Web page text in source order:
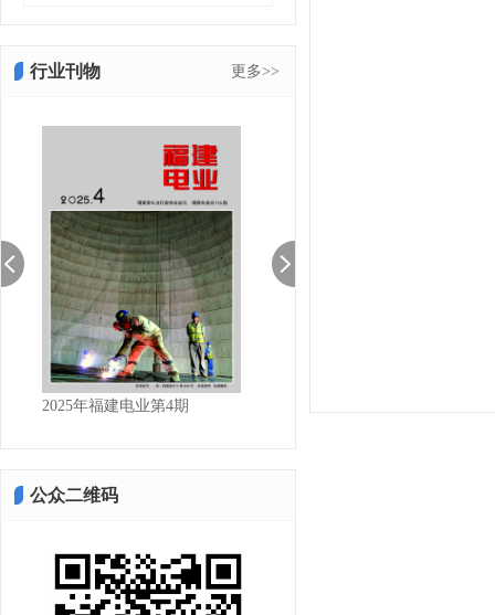
更多>>
行业刊物
2025年福建电业第4期
公众二维码